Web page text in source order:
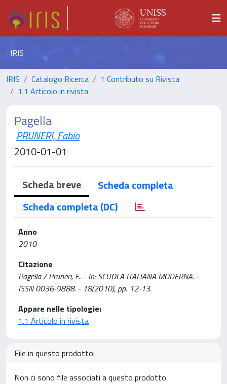
IRIS
IRIS Catalogo Ricerca
1 Contributo su Rivista
1.1 Articolo in rivista
Pagella
PRUNERI, Fabio
2010-01-01
Scheda breve
Scheda completa
Scheda completa (DC)
Anno
2010
Citazione
Pagella / Pruneri, F.. - In: SCUOLA ITALIANA MODERNA. -
ISSN 0036-9888. - 18(2010), pp. 12-13.
Appare nelle tipologie:
1.1 Articolo in rivista
File in questo prodotto:
Non ci sono file associati a questo prodotto.